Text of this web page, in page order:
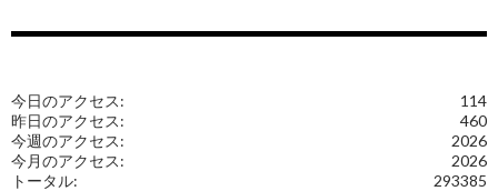
114
今日のアクセス:
460
昨日のアクセス:
2026
今週のアクセス:
2026
今月のアクセス:
293385
トータル: